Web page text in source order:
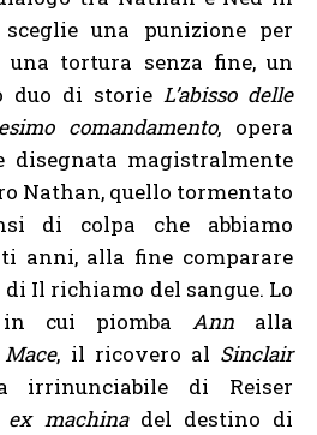
una punizione per
tortura senza fine, un
duo di storie L’abisso delle
comandamento, opera
disegnata magistralmente
Nathan, quello tormentato
di colpa che abbiamo
anni, alla fine comparare
Il richiamo del sangue. Lo
in cui piomba Ann alla
Mace, il ricovero al Sinclair
irrinunciabile di Reiser
ex machinadel destino di